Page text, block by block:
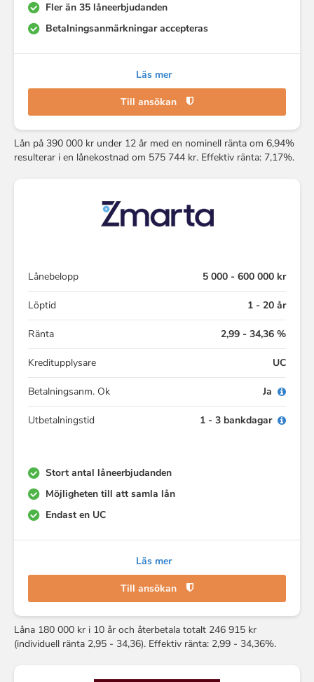
Fler än 35 låneerbjudanden
Betalningsanmärkningar accepteras
Läs mer
Till ansökan
Lån på 390 000 kr under 12 år med en nominell ränta om 6,94%
resulterar i en lånekostnad om 575 744 kr. Effektiv ränta: 7,17%.
Lånebelopp 5 000 - 600 000 kr
Löptid 1 - 20 år
Ränta 2,99 - 34,36 %
Kreditupplysare UC
Betalningsanm. Ok Ja
Utbetalningstid 1 - 3 bankdagar
Stort antal låneerbjudanden
Möjligheten till att samla lån
Endast en UC
Läs mer
Till ansökan
Låna 180 000 kr i 10 år och återbetala totalt 246 915 kr
(individuell ränta 2,95 - 34,36). Effektiv ränta: 2,99 - 34,36%.